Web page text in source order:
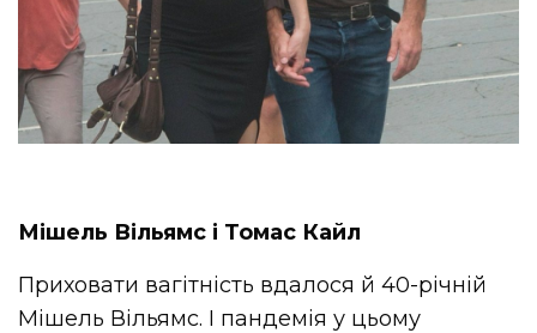
Мішель Вільямс і Томас Кайл
Приховати вагітність вдалося й 40-річній
Мішель Вільямс. І пандемія у цьому